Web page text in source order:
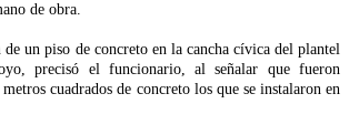
de obra.
de un piso de concreto en la cancha cívica del plantel
precisó el funcionario, al señalar que fueron
cuadrados de concreto los que se instalaron en